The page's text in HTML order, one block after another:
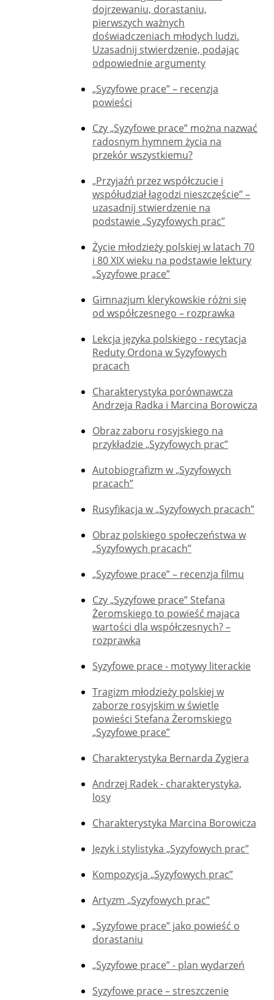
dojrzewaniu, dorastaniu,
pierwszych ważnych
doświadczeniach młodych ludzi.
Uzasadnij stwierdzenie, podając
odpowiednie argumenty
„Syzyfowe prace” – recenzja
powieści
Czy „Syzyfowe prace” można nazwać
radosnym hymnem życia na
przekór wszystkiemu?
„Przyjaźń przez współczucie i
współudział łagodzi nieszczęście” –
uzasadnij stwierdzenie na
podstawie „Syzyfowych prac”
Życie młodzieży polskiej w latach 70
i 80 XIX wieku na podstawie lektury
„Syzyfowe prace”
Gimnazjum klerykowskie różni się
od współczesnego – rozprawka
Lekcja języka polskiego - recytacja
Reduty Ordona w Syzyfowych
pracach
Charakterystyka porównawcza
Andrzeja Radka i Marcina Borowicza
Obraz zaboru rosyjskiego na
przykładzie „Syzyfowych prac”
Autobiografizm w „Syzyfowych
pracach”
Rusyfikacja w „Syzyfowych pracach”
Obraz polskiego społeczeństwa w
„Syzyfowych pracach”
„Syzyfowe prace” – recenzja filmu
Czy „Syzyfowe prace” Stefana
Żeromskiego to powieść mająca
wartości dla współczesnych? –
rozprawka
Syzyfowe prace - motywy literackie
Tragizm młodzieży polskiej w
zaborze rosyjskim w świetle
powieści Stefana Żeromskiego
„Syzyfowe prace”
Charakterystyka Bernarda Zygiera
Andrzej Radek - charakterystyka,
losy
Charakterystyka Marcina Borowicza
Język i stylistyka „Syzyfowych prac”
Kompozycja „Syzyfowych prac”
Artyzm „Syzyfowych prac”
„Syzyfowe prace” jako powieść o
dorastaniu
„Syzyfowe prace” - plan wydarzeń
Syzyfowe prace – streszczenie